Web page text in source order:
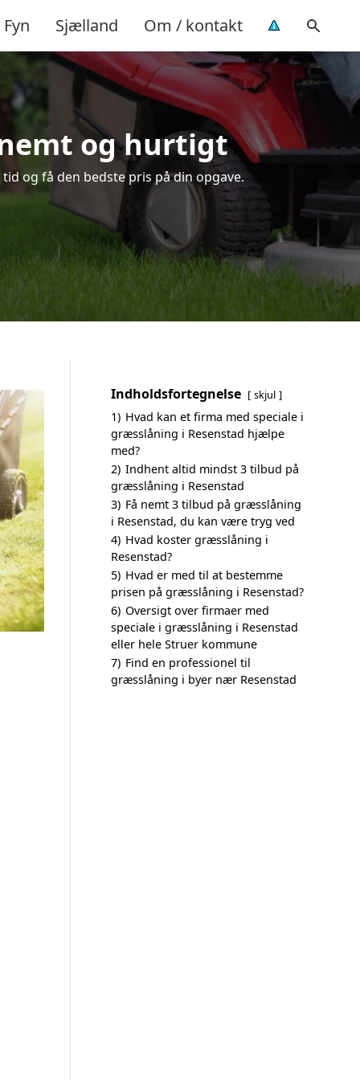
Fyn Sjælland Om / kontakt
og hurtigt
og få den bedste pris på din opgave.
Indholdsfortegnelse skjul
1) Hvad kan et firma med speciale i
græsslåning i Resenstad hjælpe
med?
2) Indhent altid mindst 3 tilbud på
græsslåning i Resenstad
3) Få nemt 3 tilbud på græsslåning
i Resenstad, du kan være tryg ved
4) Hvad koster græsslåning i
Resenstad?
5) Hvad er med til at bestemme
prisen på græsslåning i Resenstad?
6) Oversigt over firmaer med
speciale i græsslåning i Resenstad
eller hele Struer kommune
7) Find en professionel til
græsslåning i byer nær Resenstad